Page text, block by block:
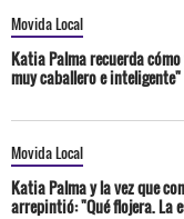
Movida Local
Katia Palma recuerda
muy caballero e inteligente"
Movida Local
Katia Palma y la vez que
arrepintió: "Qué flojera. La